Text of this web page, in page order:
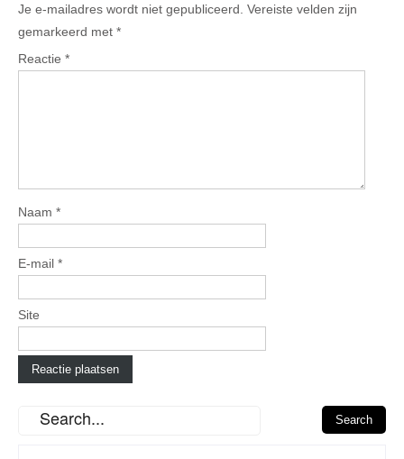
Je e-mailadres wordt niet gepubliceerd. Vereiste velden zijn
gemarkeerd met *
Reactie *
Naam *
E-mail *
Site